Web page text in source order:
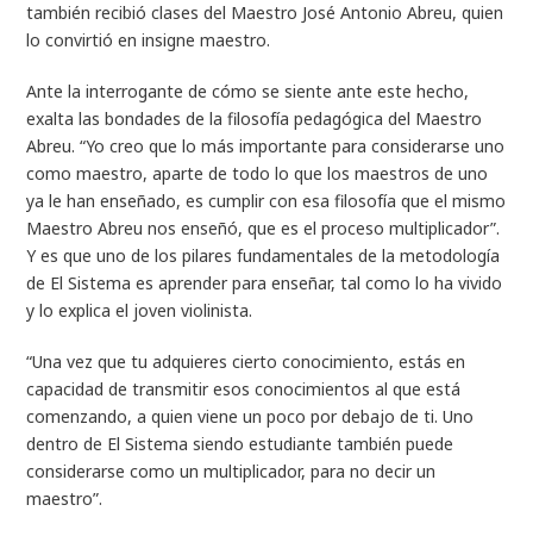
también recibió clases del Maestro José Antonio Abreu, quien
lo convirtió en insigne maestro.
Ante la interrogante de cómo se siente ante este hecho,
exalta las bondades de la filosofía pedagógica del Maestro
Abreu. “Yo creo que lo más importante para considerarse uno
como maestro, aparte de todo lo que los maestros de uno
ya le han enseñado, es cumplir con esa filosofía que el mismo
Maestro Abreu nos enseñó, que es el proceso multiplicador”.
Y es que uno de los pilares fundamentales de la metodología
de El Sistema es aprender para enseñar, tal como lo ha vivido
y lo explica el joven violinista.
“Una vez que tu adquieres cierto conocimiento, estás en
capacidad de transmitir esos conocimientos al que está
comenzando, a quien viene un poco por debajo de ti. Uno
dentro de El Sistema siendo estudiante también puede
considerarse como un multiplicador, para no decir un
maestro”.